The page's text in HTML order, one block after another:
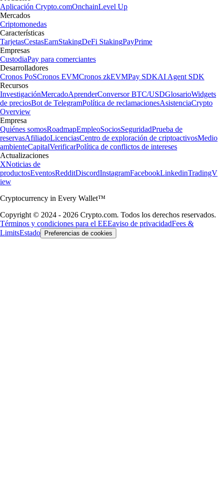
Aplicación Crypto.comOnchainLevel Up
Mercados
Criptomonedas
Características
TarjetasCestasEarnStakingDeFi StakingPayPrime
Empresas
CustodiaPay para comerciantes
Desarrolladores
Cronos PoSCronos EVMCronos zkEVMPay SDKAI Agent SDK
Recursos
InvestigaciónMercadoAprenderConversor BTC/USDGlosarioWidgets
de preciosBot de TelegramPolítica de reclamacionesAsistenciaCrypto
Overview
Empresa
Quiénes somosRoadmapEmpleoSociosSeguridadPrueba de
reservasAfiliadoLicenciasCentro de exploración de criptoactivosMedio
ambienteCapitalVerificarPolítica de conflictos de intereses
Actualizaciones
XNoticias de
productosEventosRedditDiscordInstagramFacebookLinkedinTradingV
iew
Cryptocurrency in Every Wallet™
Copyright © 2024 - 2026 Crypto.com. Todos los derechos reservados.
Términos y condiciones para el EEEaviso de privacidadFees &
LimitsEstado Preferencias de cookies